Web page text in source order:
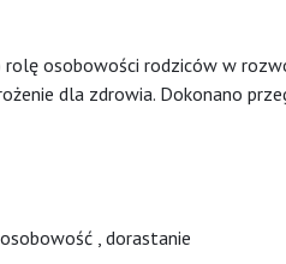
osobowości rodziców w
dla zdrowia. Dokonano
osobowość dorastanie